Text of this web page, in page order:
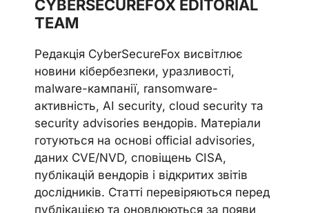
CYBERSECUREFOX EDITORIAL
TEAM
Редакція CyberSecureFox висвітлює
новини кібербезпеки, уразливості,
malware-кампанії, ransomware-
активність, AI security, cloud security та
security advisories вендорів. Матеріали
готуються на основі official advisories,
даних CVE/NVD, сповіщень CISA,
публікацій вендорів і відкритих звітів
дослідників. Статті перевіряються перед
публікацією та оновлюються за появи